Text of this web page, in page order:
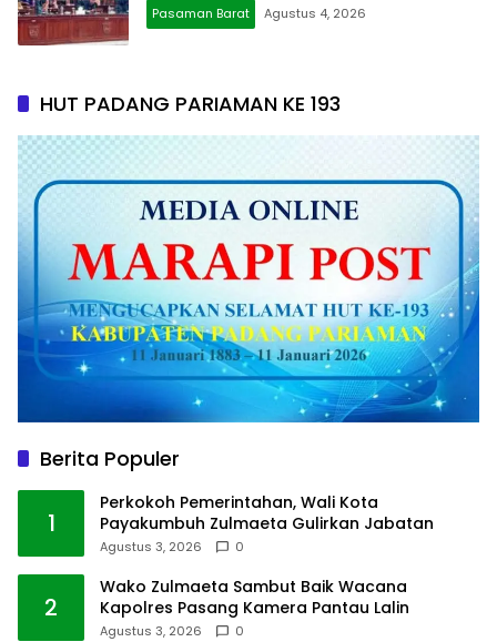
Pasaman Barat Agustus 4, 2026
HUT PADANG PARIAMAN KE 193
Berita Populer
1
Perkokoh Pemerintahan, Wali Kota
Payakumbuh Zulmaeta Gulirkan Jabatan
Agustus 3, 2026 0
2
Wako Zulmaeta Sambut Baik Wacana
Kapolres Pasang Kamera Pantau Lalin
Agustus 3, 2026 0